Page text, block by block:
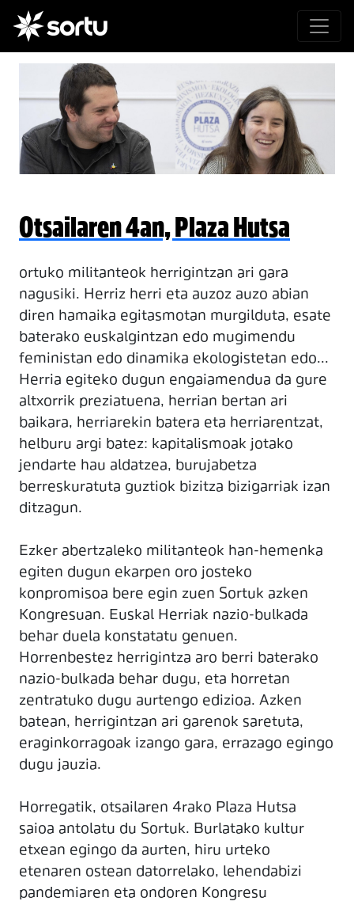
Otsailaren 4an, Plaza Hutsa
ortuko militanteok herrigintzan ari gara
nagusiki. Herriz herri eta auzoz auzo abian
diren hamaika egitasmotan murgilduta, esate
baterako euskalgintzan edo mugimendu
feministan edo dinamika ekologistetan edo...
Herria egiteko dugun engaiamendua da gure
altxorrik preziatuena, herrian bertan ari
baikara, herriarekin batera eta herriarentzat,
helburu argi batez: kapitalismoak jotako
jendarte hau aldatzea, burujabetza
berreskuratuta guztiok bizitza bizigarriak izan
ditzagun.
Ezker abertzaleko militanteok han-hemenka
egiten dugun ekarpen oro josteko
konpromisoa bere egin zuen Sortuk azken
Kongresuan. Euskal Herriak nazio-bulkada
behar duela konstatatu genuen.
Horrenbestez herrigintza aro berri baterako
nazio-bulkada behar dugu, eta horretan
zentratuko dugu aurtengo edizioa. Azken
batean, herrigintzan ari garenok saretuta,
eraginkorragoak izango gara, errazago egingo
dugu jauzia.
Horregatik, otsailaren 4rako Plaza Hutsa
saioa antolatu du Sortuk. Burlatako kultur
etxean egingo da aurten, hiru urteko
etenaren ostean datorrelako, lehendabizi
pandemiaren eta ondoren Kongresu